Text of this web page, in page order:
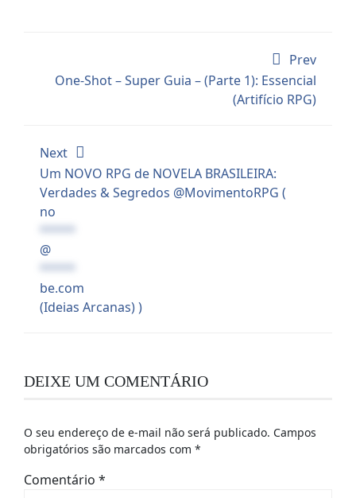
Prev
One-Shot – Super Guia – (Parte 1): Essencial
(Artifício RPG)
Next
Um NOVO RPG de NOVELA BRASILEIRA:
Verdades & Segredos @MovimentoRPG (
no
*****
@
*****
be.com
(Ideias Arcanas) )
DEIXE UM COMENTÁRIO
O seu endereço de e-mail não será publicado. Campos
obrigatórios são marcados com *
Comentário *